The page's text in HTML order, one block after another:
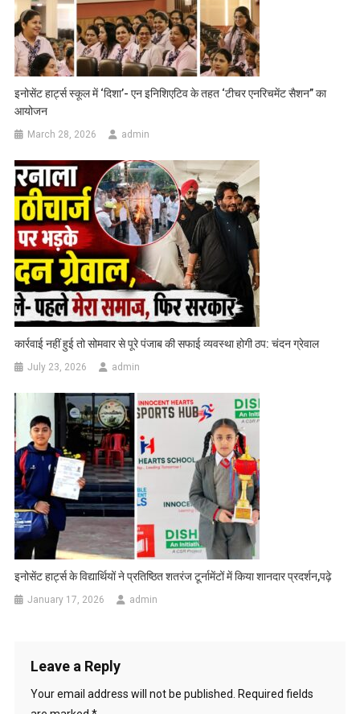
इनोसेंट हार्ट्स स्कूल में ‘दिशा’- एन इनिशिएटिव के तहत ‘टीचर एनरिचमेंट सैशन” का
आयोजन
March 28, 2026 admin
कार्रवाई नहीं हुई तो सोमवार से पूरे पंजाब की सफाई व्यवस्था होगी ठप: चंदन ग्रेवाल
July 23, 2026 admin
इनोसेंट हार्ट्स के विद्यार्थियों ने प्रतिष्ठित शतरंज टूर्नामेंटों में किया शानदार प्रदर्शन,पढ़े
January 17, 2026 admin
Leave a Reply
Your email address will not be published.
Required fields